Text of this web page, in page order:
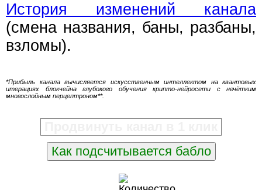
История изменений канала
(смена названия, баны, разбаны,
взломы).
*Прибыль канала вычисляется искусственным интеллектом на квантовых
итерациях блокчейна глубокого обучения крипто-нейросети с нечётким
многослойным перцептроном**.
Как подсчитывается бабло